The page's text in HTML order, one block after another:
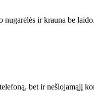
ir krauna be
bet ir nešiojamąjį